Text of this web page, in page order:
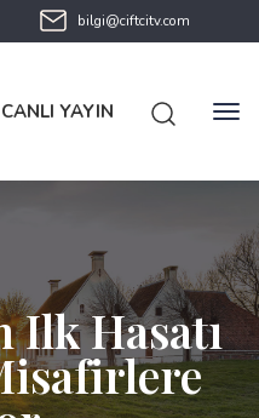
bilgi@ciftcitv.com
CANLI YAYIN
Ilk Hasatı